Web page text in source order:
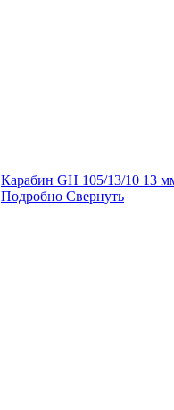
Карабин GH 105/13/10 13
Подробно Свернуть